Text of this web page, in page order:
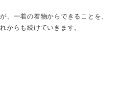
、一着の着物からできることを、
からも続けていきます。